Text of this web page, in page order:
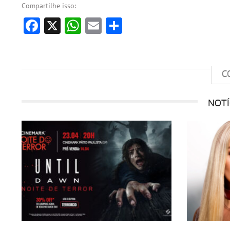
Compartilhe isso:
Facebook
X WhatsApp
Email